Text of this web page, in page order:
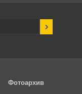
Фотоархив